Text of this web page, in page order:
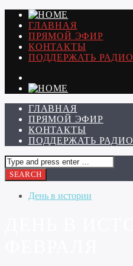
ГЛАВНАЯ
ПРЯМОЙ ЭФИР
КОНТАКТЫ
ПОДДЕРЖАТЬ РАДИО
ГЛАВНАЯ
ПРЯМОЙ ЭФИР
КОНТАКТЫ
ПОДДЕРЖАТЬ РАДИО
День в истории